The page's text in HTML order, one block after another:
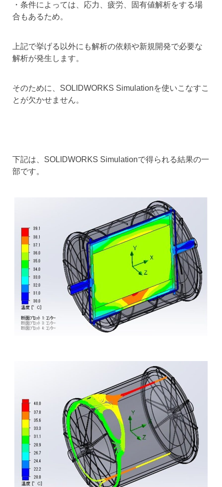
・条件によっては、応力、疲労、固有値解析をする場
合もあるため。
上記で挙げる以外にも解析の依頼や新規開発で必要な
解析が発生します。
そのために、SOLIDWORKS Simulationを使いこなすこ
とが欠かせません。
下記は、SOLIDWORKS Simulationで得られる結果の一
部です。